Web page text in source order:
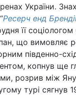
України.
Ресерч енд
її
що вимовляє
південно-
копнув ще
розрив між
турі сягнув